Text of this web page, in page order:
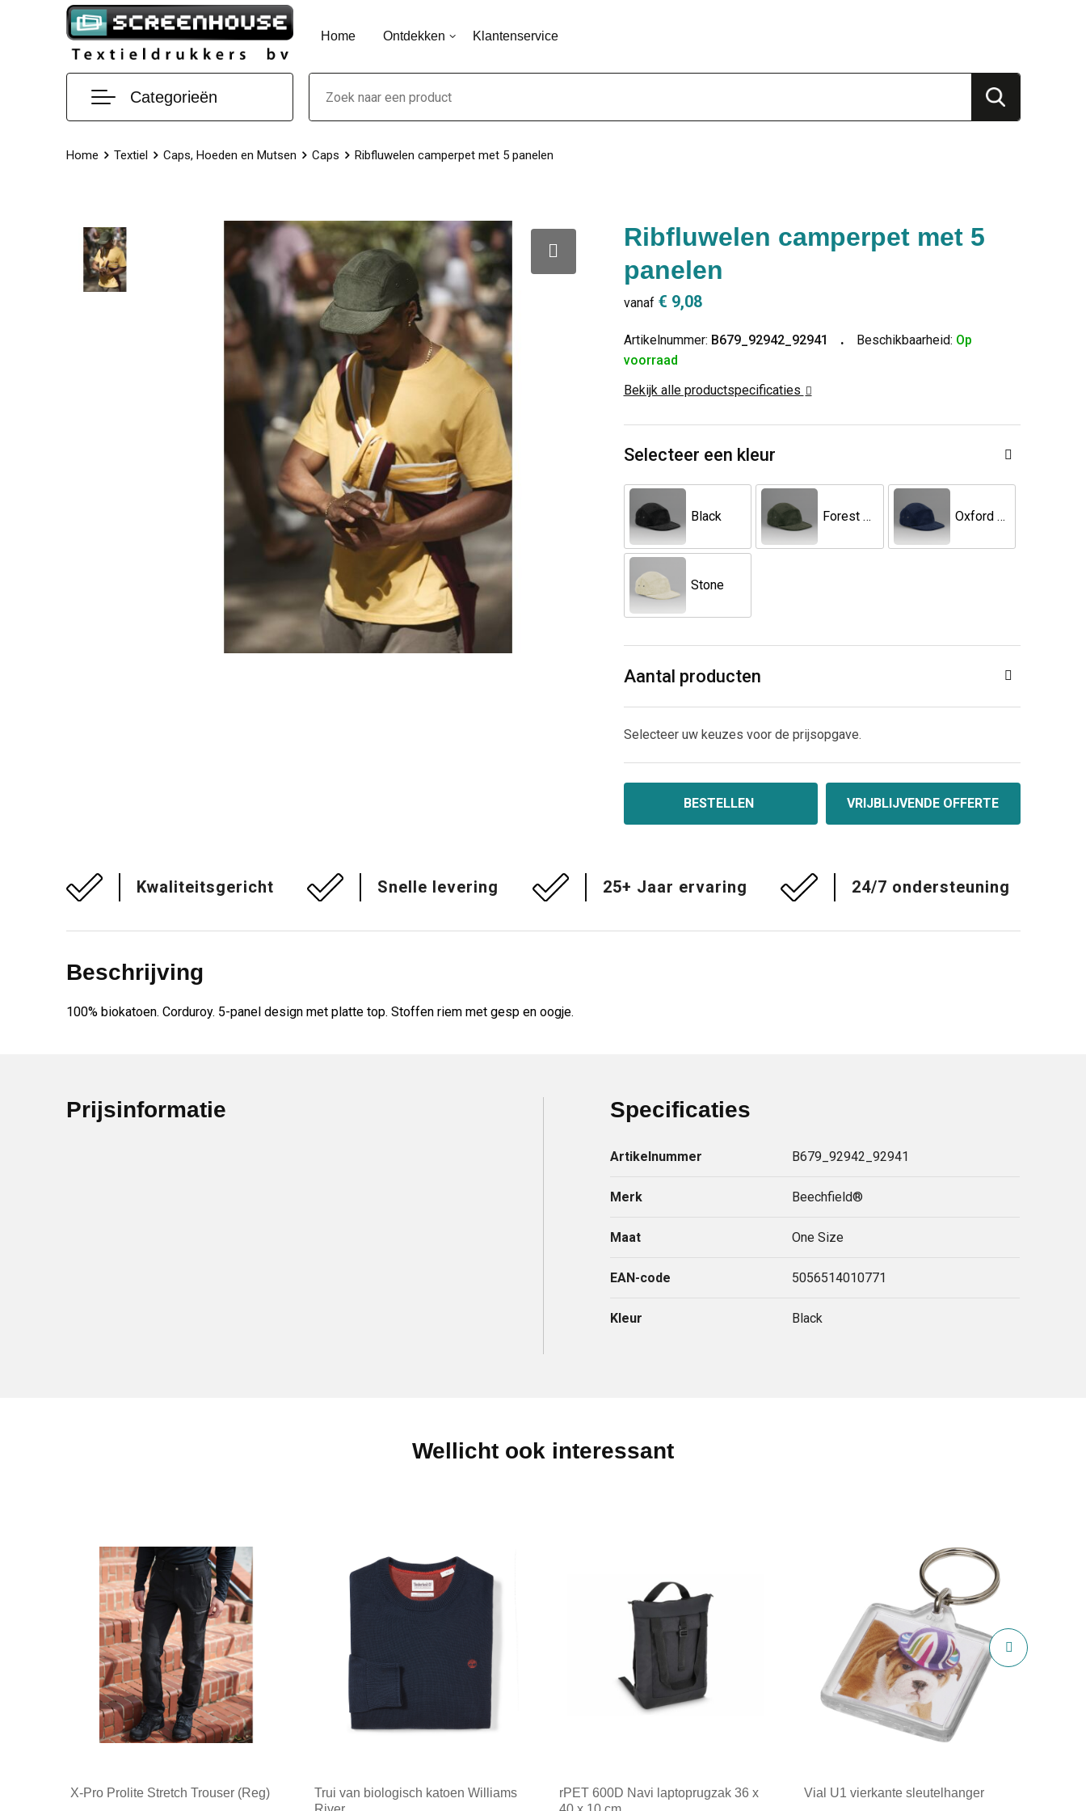
Home Ontdekken Klantenservice
Categorieën
Home Textiel Caps, Hoeden en Mutsen Caps Ribfluwelen camperpet met 5 panelen
Ribfluwelen camperpet met 5
panelen
vanaf € 9,08
Artikelnummer: B679_92942_92941 Beschikbaarheid: Op
voorraad
Bekijk alle productspecificaties
Selecteer een kleur
Black Forest Night Oxford Navy
Stone
Aantal producten
Selecteer uw keuzes voor de prijsopgave.
BESTELLEN VRIJBLIJVENDE OFFERTE
Kwaliteitsgericht Snelle levering 25+ Jaar ervaring 24/7 ondersteuning
Beschrijving
100% biokatoen. Corduroy. 5-panel design met platte top. Stoffen riem met gesp en oogje.
Prijsinformatie Specificaties
Artikelnummer B679_92942_92941
Merk Beechfield®
Maat One Size
EAN-code 5056514010771
Kleur Black
Wellicht ook interessant
X-Pro Prolite Stretch Trouser (Reg)
Trui van biologisch katoen Williams
rPET 600D Navi laptoprugzak 36 x
Vial U1 vierkante sleutelhanger